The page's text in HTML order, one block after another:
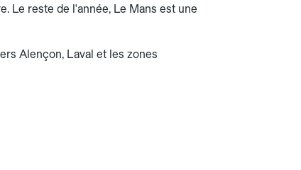
Le reste de l'année, Le Mans est une
Alençon, Laval et les zones